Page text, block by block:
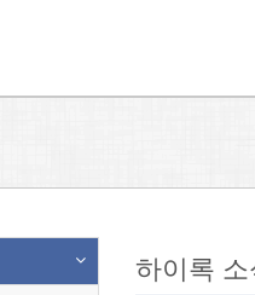
하이록 소